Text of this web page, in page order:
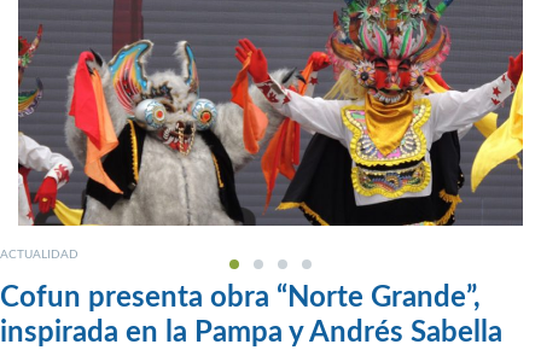
ACTUALIDAD
Cofun presenta obra “Norte Grande”,
inspirada en la Pampa y Andrés Sabella